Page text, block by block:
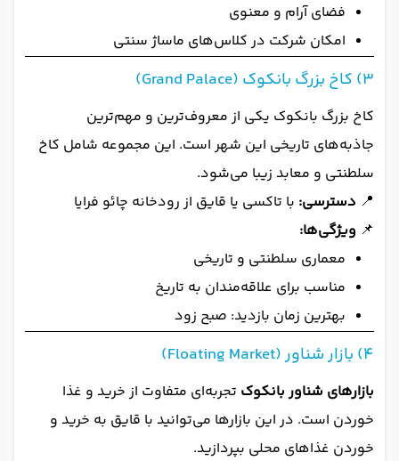
فضای آرام و معنوی
امکان شرکت در کلاس‌های ماساژ سنتی
3) کاخ بزرگ بانکوک (Grand Palace)
کاخ بزرگ بانکوک یکی از معروف‌ترین و مهم‌ترین
جاذبه‌های تاریخی این شهر است. این مجموعه شامل کاخ
سلطنتی و معابد زیبا می‌شود.
📍 دسترسی: با تاکسی یا قایق از رودخانه چائو فرایا
📌 ویژگی‌ها:
معماری سلطنتی و تاریخی
مناسب برای علاقه‌مندان به تاریخ
بهترین زمان بازدید: صبح زود
4) بازار شناور (Floating Market)
بازارهای شناور بانکوک تجربه‌ای متفاوت از خرید و غذا
خوردن است. در این بازارها می‌توانید با قایق به خرید و
خوردن غذاهای محلی بپردازید.